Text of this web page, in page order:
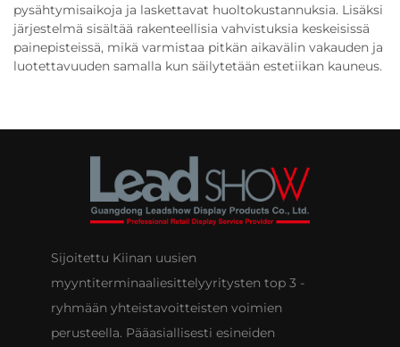
pysähtymisaikoja ja laskettavat huoltokustannuksia. Lisäksi
järjestelmä sisältää rakenteellisia vahvistuksia keskeisissä
painepisteissä, mikä varmistaa pitkän aikavälin vakauden ja
luotettavuuden samalla kun säilytetään estetiikan kauneus.
Sijoitettu Kiinan uusien
myyntiterminaaliesittelyyritysten top 3 -
ryhmään yhteistavoitteisten voimien
perusteella. Pääasiallisesti esineiden